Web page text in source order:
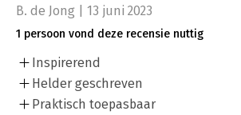
B. de Jong | 13 juni 2023
1 persoon vond deze recensie nuttig
Inspirerend
Helder geschreven
Praktisch toepasbaar